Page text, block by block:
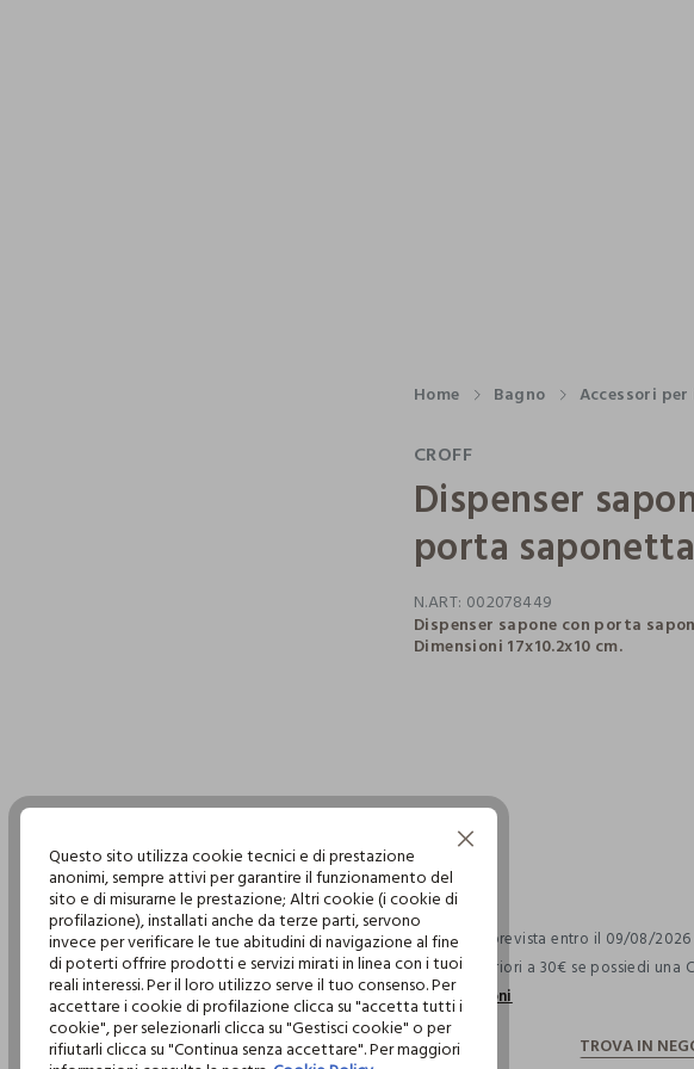
Home Bagno Accessori
CROFF
Dispenser
porta saponetta
N.ART: 002078449
Dispenser sapone con porta
Dimensioni 17x10.2x10 cm.
Consegna prevista entro il 09/08/
ordini superiori a 30€ se possiedi una
informazioni
Questo sito utilizza cookie tecnici e di prestazione
anonimi, sempre attivi per garantire il funzionamento del
sito e di misurarne le prestazione; Altri cookie (i cookie di
profilazione), installati anche da terze parti, servono
invece per verificare le tue abitudini di navigazione al fine
di poterti offrire prodotti e servizi mirati in linea con i tuoi
reali interessi. Per il loro utilizzo serve il tuo consenso. Per
accettare i cookie di profilazione clicca su "accetta tutti i
cookie", per selezionarli clicca su "Gestisci cookie" o per
rifiutarli clicca su "Continua senza accettare". Per maggiori
Continua senza accettare